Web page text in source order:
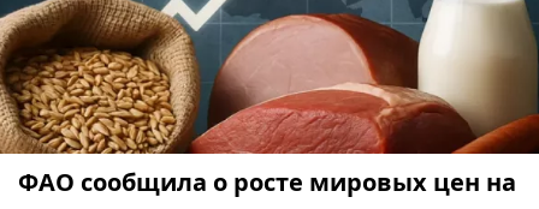
ФАО сообщила о росте мировых цен на